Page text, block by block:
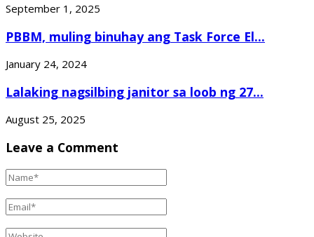
September 1, 2025
PBBM, muling binuhay ang Task Force El...
January 24, 2024
Lalaking nagsilbing janitor sa loob ng 27...
August 25, 2025
Leave a Comment